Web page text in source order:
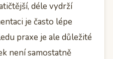
déle vydrží
je často lépe
praxe je ale důležité
není samostatně